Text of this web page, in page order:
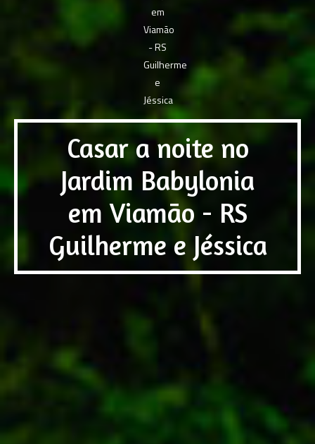
Casar a noite no
Jardim Babylonia
em Viamão - RS
Guilherme e Jéssica